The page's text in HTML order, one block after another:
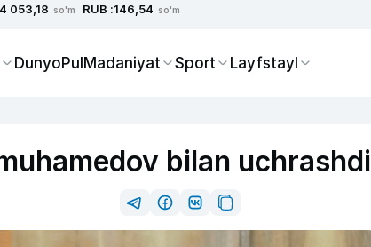
053,18 so'm RUB :146,54 so'm
DunyoPulMadaniyat Sport Layfstayl
bilan uchrashdi